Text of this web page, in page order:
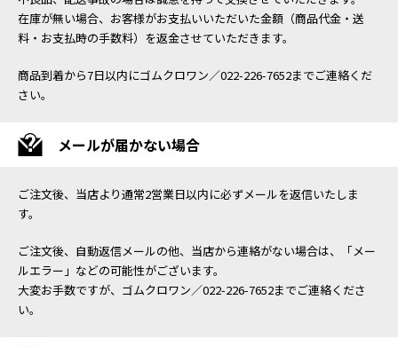
在庫が無い場合、お客様がお支払いいただいた金額（商品代金・送
料・お支払時の手数料）を返金させていただきます。
商品到着から7日以内にゴムクロワン／022-226-7652までご連絡くだ
さい。
メールが届かない場合
ご注文後、当店より通常2営業日以内に必ずメールを返信いたしま
す。
ご注文後、自動返信メールの他、当店から連絡がない場合は、「メー
ルエラー」などの可能性がございます。
大変お手数ですが、ゴムクロワン／022-226-7652までご連絡くださ
い。